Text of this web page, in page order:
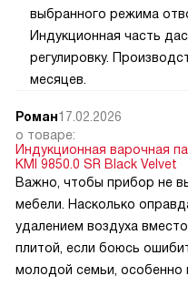
выбранного режима
Индукционная часть
регулировку.
месяцев.
Роман17.02.2026
о товаре:
Индукционная варочная
KMI 9850.0 SR Black Velvet
Важно, чтобы прибор не
мебели. Насколько
удалением воздуха
плитой, если боюсь
молодой семьи, особенно